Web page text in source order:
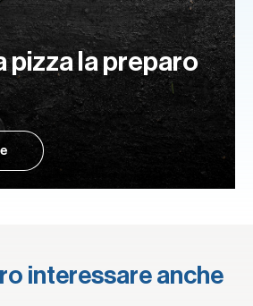
pizza la preparo
interessare anche